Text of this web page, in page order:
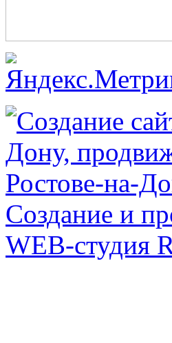
Создание и
WEB-студия